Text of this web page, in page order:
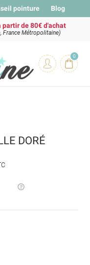
pointure Blog
partir de 80€ d'achat
France Métropolitaine)
0
DORÉ